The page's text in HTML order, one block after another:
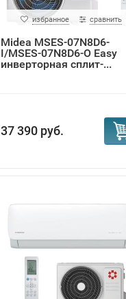
избранное сравнить
Midea MSES-07N8D6-
I/MSES-07N8D6-O Easy
инверторная сплит-...
37 390 руб.